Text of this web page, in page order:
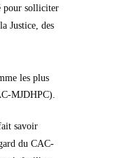
pour solliciter
Justice, des
les plus
MJDHPC).
savoir
du CAC-